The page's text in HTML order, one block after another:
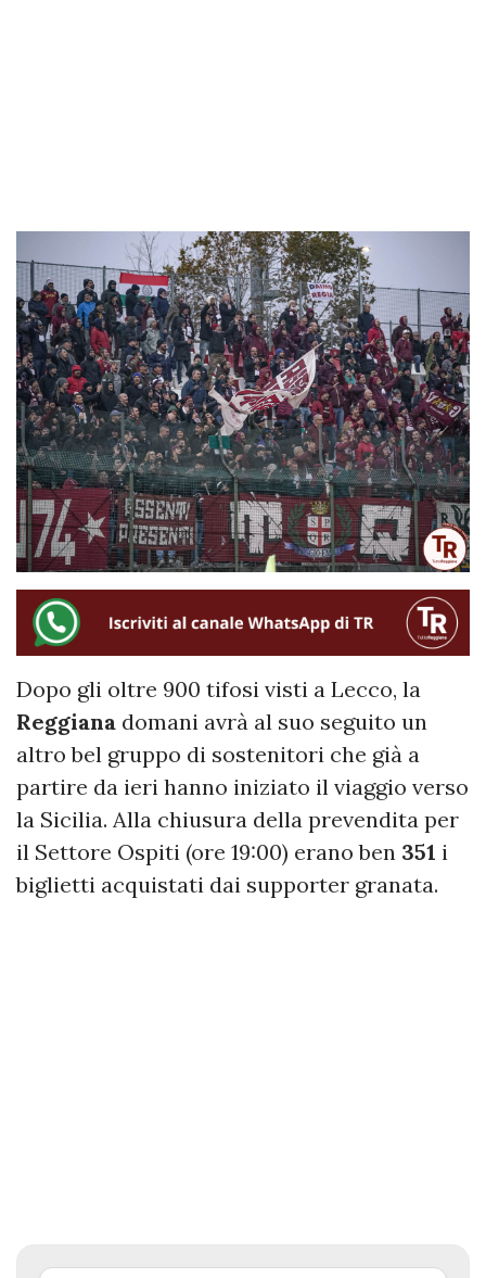
Dopo gli oltre 900 tifosi visti a Lecco, la
Reggiana domani avrà al suo seguito un
altro bel gruppo di sostenitori che già a
partire da ieri hanno iniziato il viaggio verso
la Sicilia. Alla chiusura della prevendita per
il Settore Ospiti (ore 19:00) erano ben 351 i
biglietti acquistati dai supporter granata.